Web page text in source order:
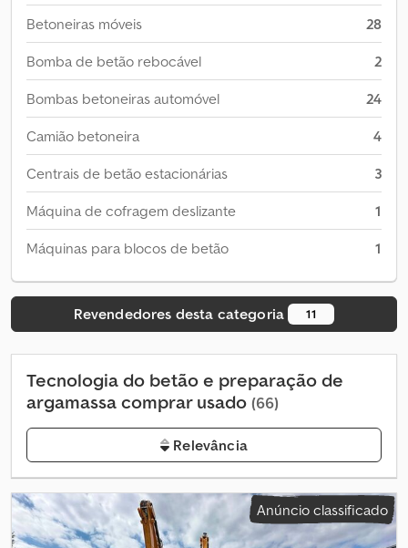
Betoneiras móveis 28
Bomba de betão rebocável 2
Bombas betoneiras automóvel 24
Camião betoneira 4
Centrais de betão estacionárias 3
Máquina de cofragem deslizante 1
Máquinas para blocos de betão 1
Revendedores desta categoria 11
Tecnologia do betão e preparação de
argamassa comprar usado (66)
Relevância
Anúncio classificado